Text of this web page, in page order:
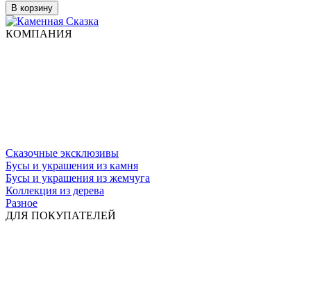
В корзину
КОМПАНИЯ
Сказочные эксклюзивы
Бусы и украшения из камня
Бусы и украшения из жемчуга
Коллекция из дерева
Разное
ДЛЯ ПОКУПАТЕЛЕЙ